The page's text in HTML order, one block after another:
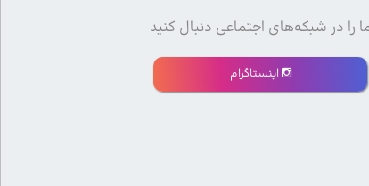
را در شبکه‌های اجتماعی دنبال کنید
اینستاگرام